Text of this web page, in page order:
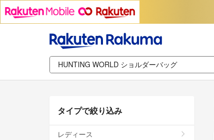
タイプで絞り込み
レディース